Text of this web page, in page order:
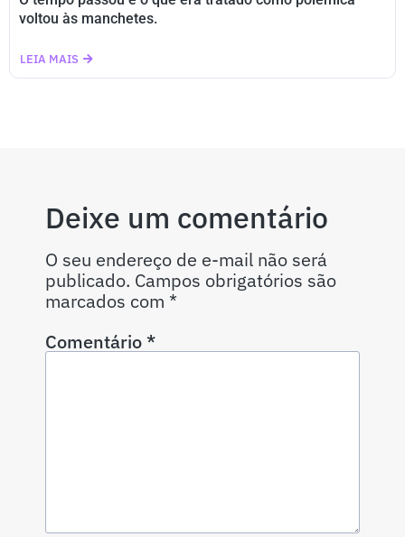
voltou às manchetes.
LEIA MAIS
Deixe um comentário
O seu endereço de e-mail não será
publicado. Campos obrigatórios são
marcados com *
Comentário*